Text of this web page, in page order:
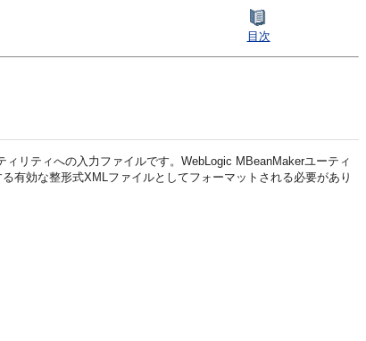
目次
ィリティへの入力ファイルです。WebLogic MBeanMakerユーティ
有効な整形式XMLファイルとしてフォーマットされる必要があり